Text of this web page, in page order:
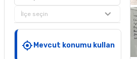
İlçe seçin
Mevcut konumu kullan